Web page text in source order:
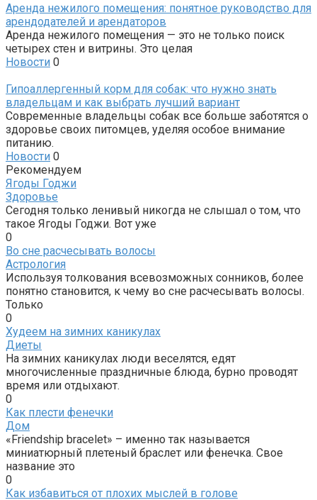
Аренда нежилого помещения: понятное руководство для
арендодателей и арендаторов
Аренда нежилого помещения — это не только поиск
четырех стен и витрины. Это целая
Новости 0
Гипоаллергенный корм для собак: что нужно знать
владельцам и как выбрать лучший вариант
Современные владельцы собак все больше заботятся о
здоровье своих питомцев, уделяя особое внимание
питанию.
Новости 0
Рекомендуем
Ягоды Годжи
Здоровье
Сегодня только ленивый никогда не слышал о том, что
такое Ягоды Годжи. Вот уже
0
Во сне расчесывать волосы
Астрология
Используя толкования всевозможных сонников, более
понятно становится, к чему во сне расчесывать волосы.
Только
0
Худеем на зимних каникулах
Диеты
На зимних каникулах люди веселятся, едят
многочисленные праздничные блюда, бурно проводят
время или отдыхают.
0
Как плести фенечки
Дом
«Friendship bracelet» – именно так называется
миниатюрный плетеный браслет или фенечка. Свое
название это
0
Как избавиться от плохих мыслей в голове